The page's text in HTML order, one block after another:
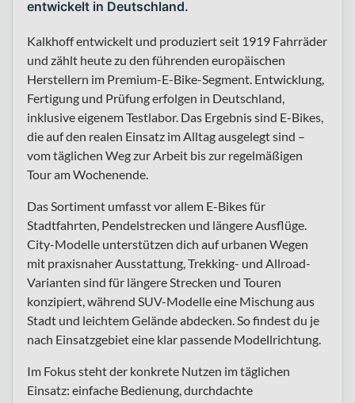
entwickelt in Deutschland.
Kalkhoff entwickelt und produziert seit 1919 Fahrräder
und zählt heute zu den führenden europäischen
Herstellern im Premium-E-Bike-Segment. Entwicklung,
Fertigung und Prüfung erfolgen in Deutschland,
inklusive eigenem Testlabor. Das Ergebnis sind E-Bikes,
die auf den realen Einsatz im Alltag ausgelegt sind –
vom täglichen Weg zur Arbeit bis zur regelmäßigen
Tour am Wochenende.
Das Sortiment umfasst vor allem E-Bikes für
Stadtfahrten, Pendelstrecken und längere Ausflüge.
City-Modelle unterstützen dich auf urbanen Wegen
mit praxisnaher Ausstattung, Trekking- und Allroad-
Varianten sind für längere Strecken und Touren
konzipiert, während SUV-Modelle eine Mischung aus
Stadt und leichtem Gelände abdecken. So findest du je
nach Einsatzgebiet eine klar passende Modellrichtung.
Im Fokus steht der konkrete Nutzen im täglichen
Einsatz: einfache Bedienung, durchdachte